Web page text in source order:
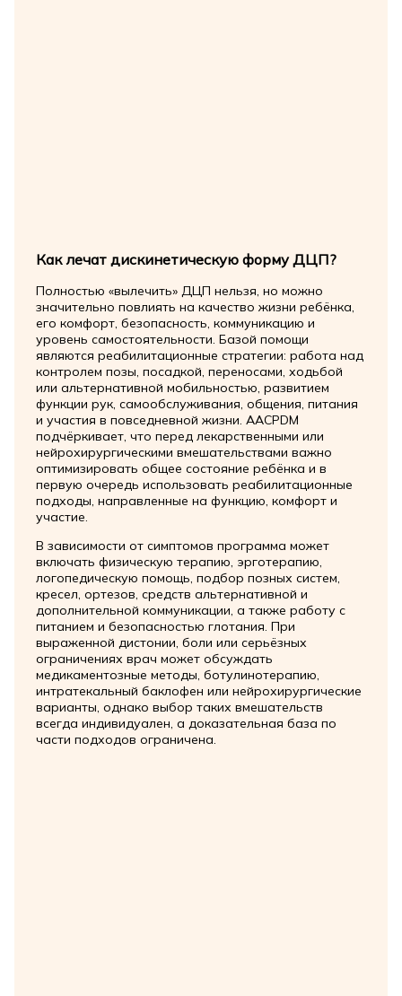
Как лечат дискинетическую форму ДЦП?
Полностью «вылечить» ДЦП нельзя, но можно
значительно повлиять на качество жизни ребёнка,
его комфорт, безопасность, коммуникацию и
уровень самостоятельности. Базой помощи
являются реабилитационные стратегии: работа над
контролем позы, посадкой, переносами, ходьбой
или альтернативной мобильностью, развитием
функции рук, самообслуживания, общения, питания
и участия в повседневной жизни. AACPDM
подчёркивает, что перед лекарственными или
нейрохирургическими вмешательствами важно
оптимизировать общее состояние ребёнка и в
первую очередь использовать реабилитационные
подходы, направленные на функцию, комфорт и
участие.
В зависимости от симптомов программа может
включать физическую терапию, эрготерапию,
логопедическую помощь, подбор позных систем,
кресел, ортезов, средств альтернативной и
дополнительной коммуникации, а также работу с
питанием и безопасностью глотания. При
выраженной дистонии, боли или серьёзных
ограничениях врач может обсуждать
медикаментозные методы, ботулинотерапию,
интратекальный баклофен или нейрохирургические
варианты, однако выбор таких вмешательств
всегда индивидуален, а доказательная база по
части подходов ограничена.